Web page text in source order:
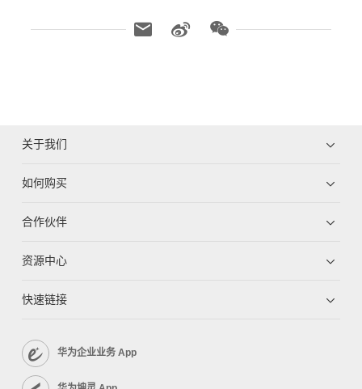
关于我们
如何购买
合作伙伴
资源中心
快速链接
华为企业业务 App